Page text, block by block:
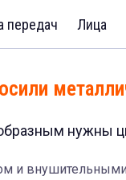
передач Лица
нужны
и